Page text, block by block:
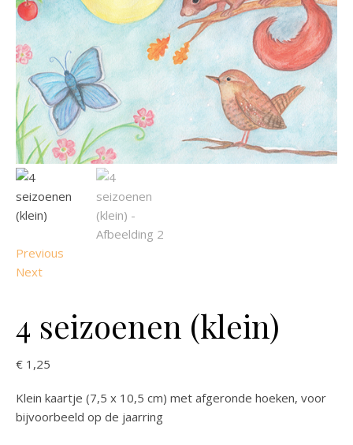
Previous
Next
4 seizoenen (klein)
€ 1,25
Klein kaartje (7,5 x 10,5 cm) met afgeronde hoeken, voor
bijvoorbeeld op de jaarring